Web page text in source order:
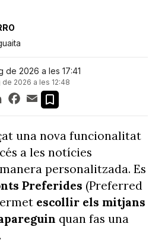
de 2026 a les 17:41
2026 a les 12:48
LinkedInFacebook
Email
una nova funcionalitat
a les notícies
personalitzada. Es
Preferides (Preferred
escollir els mitjans
quan fas una